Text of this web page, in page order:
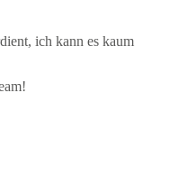
ich kann es kaum